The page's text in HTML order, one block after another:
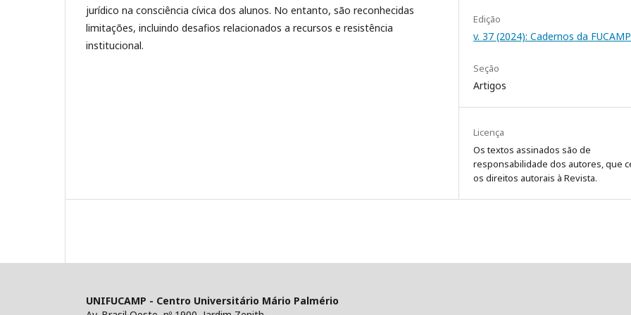
jurídico na consciência cívica dos alunos. No entanto, são reconhecidas
limitações, incluindo desafios relacionados a recursos e resistência
institucional.
Edição
v. 37 (2024): Cadernos da FUCAMP
Seção
Artigos
Licença
Os textos assinados são de
responsabilidade dos autores, que
os direitos autorais à Revista.
UNIFUCAMP - Centro Universitário Mário Palmério